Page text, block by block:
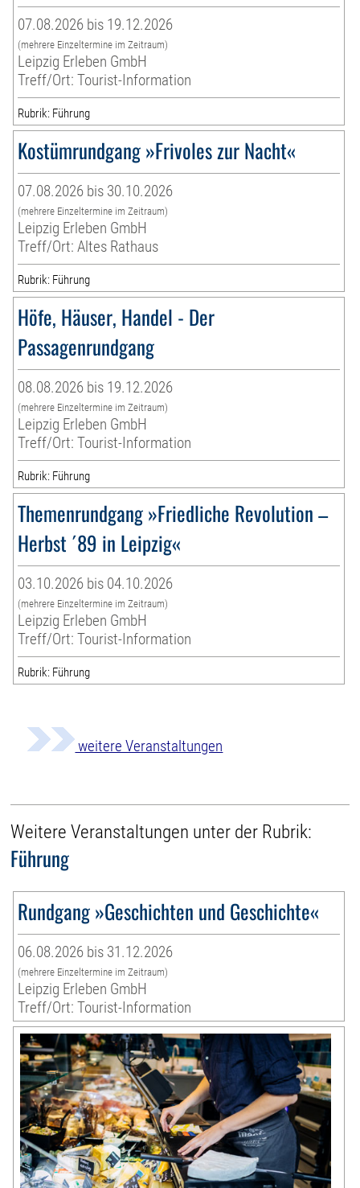
07.08.2026 bis 19.12.2026
(mehrere Einzeltermine im Zeitraum)
Leipzig Erleben GmbH
Treff/Ort: Tourist-Information
Rubrik: Führung
Kostümrundgang »Frivoles zur Nacht«
07.08.2026 bis 30.10.2026
(mehrere Einzeltermine im Zeitraum)
Leipzig Erleben GmbH
Treff/Ort: Altes Rathaus
Rubrik: Führung
Höfe, Häuser, Handel - Der
Passagenrundgang
08.08.2026 bis 19.12.2026
(mehrere Einzeltermine im Zeitraum)
Leipzig Erleben GmbH
Treff/Ort: Tourist-Information
Rubrik: Führung
Themenrundgang »Friedliche Revolution –
Herbst ´89 in Leipzig«
03.10.2026 bis 04.10.2026
(mehrere Einzeltermine im Zeitraum)
Leipzig Erleben GmbH
Treff/Ort: Tourist-Information
Rubrik: Führung
weitere Veranstaltungen
Weitere Veranstaltungen unter der Rubrik:
Führung
Rundgang »Geschichten und Geschichte«
06.08.2026 bis 31.12.2026
(mehrere Einzeltermine im Zeitraum)
Leipzig Erleben GmbH
Treff/Ort: Tourist-Information